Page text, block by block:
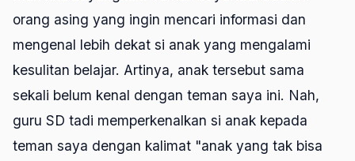
orang asing yang ingin mencari informasi dan
mengenal lebih dekat si anak yang mengalami
kesulitan belajar. Artinya, anak tersebut sama
sekali belum kenal dengan teman saya ini. Nah,
guru SD tadi memperkenalkan si anak kepada
teman saya dengan kalimat "anak yang tak bisa